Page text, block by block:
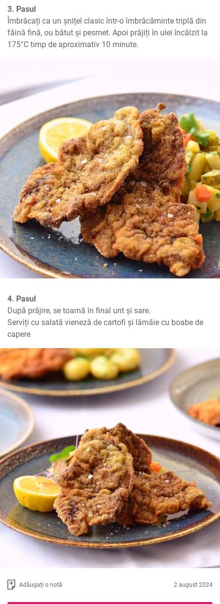
3. Pasul
Îmbrăcați ca un șnițel clasic într-o îmbrăcăminte triplă din
făină fină, ou bătut și pesmet. Apoi prăjiți în ulei încălzit la
175°C timp de aproximativ 10 minute.
4. Pasul
După prăjire, se toarnă în final unt și sare.
Serviți cu salată vieneză de cartofi și lămâie cu boabe de
capere
Adăugați o notă 2 august 2024